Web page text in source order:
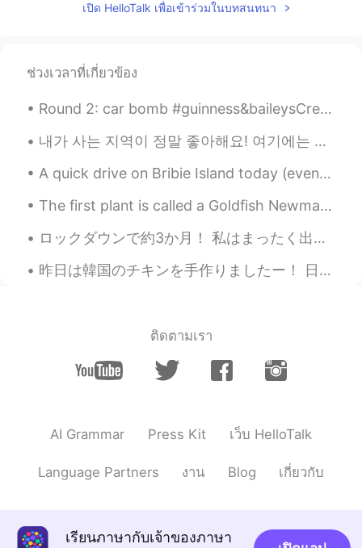
เปิด HelloTalk เพื่อเข้าร่วมในบทสนทนา
ช่วงเวลาที่เกี่ยวข้อง
Round 2: car bomb #guinness&baileysCreme I have a full bar... what should I drink next? Recommen...
내가 사는 지역이 정말 좋아해요! 여기에는 많은 젊은이들과 수많은 레스토랑과 상점이 있어요! i’m surprised there are so many people here ...
A quick drive on Bribie Island today (even though it's a wintery 16°C). Check out the amazing Gl...
The first plant is called a Goldfish Newmanthan, so 😍cute.Then some cactus, money trees. and a l...
ロックダウンで約3か月！ 私はまったく出かけていません。出かけないと寂しくなるね！友達と会えなくてもとても寂しいです！ でもバルコニーから空を見ると幸せになる☺️ で、モルディブはただ綺麗な海と...
昨日は韓国のチキンを手作りましたー！ 日本人のhellotalk パートナーは "韓国人じゃないけどめっちゃ美味しそう"って言ったから嬉しくなったよ〜！ 先週Yangnyeom チキンも作ったけ...
ติดตามเรา
AI Grammar Press Kit เว็บ HelloTalk
Language Partners งาน Blog เกี่ยวกับ
เรียนภาษากับเจ้าของภาษา